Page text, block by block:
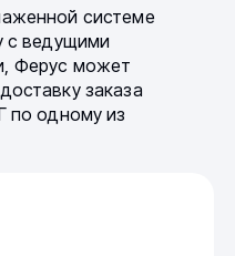
системе
с ведущими
Ферус может
заказа
по одному из